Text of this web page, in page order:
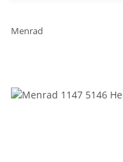
Menrad